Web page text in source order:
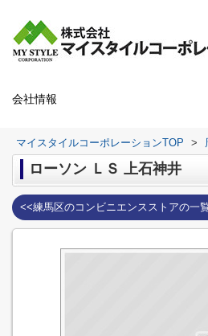
会社情報
マイスタイルコーポレーションTOP >
ローソン ＬＳ 上石神井
<<練馬区のコンビニエンスストアの一